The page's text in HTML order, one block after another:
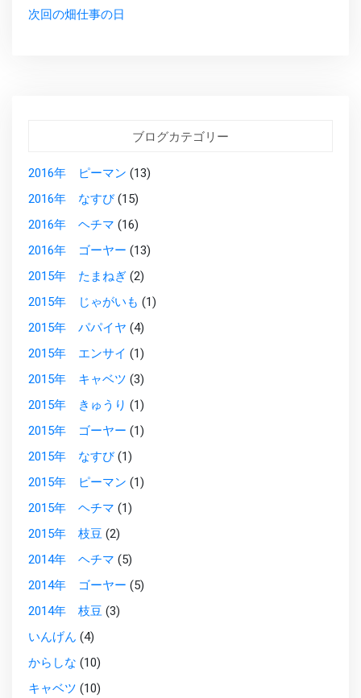
次回の畑仕事の日
ブログカテゴリー
2016年 ピーマン (13)
2016年 なすび(15)
2016年 ヘチマ (16)
2016年 ゴーヤー (13)
2015年 たまねぎ (2)
2015年 じゃがいも (1)
2015年 パパイヤ (4)
2015年 エンサイ (1)
2015年 キャベツ (3)
2015年 きゅうり (1)
2015年 ゴーヤー (1)
2015年 なすび(1)
2015年 ピーマン (1)
2015年 ヘチマ (1)
2015年 枝豆 (2)
2014年 ヘチマ (5)
2014年 ゴーヤー (5)
2014年 枝豆 (3)
いんげん (4)
からしな (10)
キャベツ (10)